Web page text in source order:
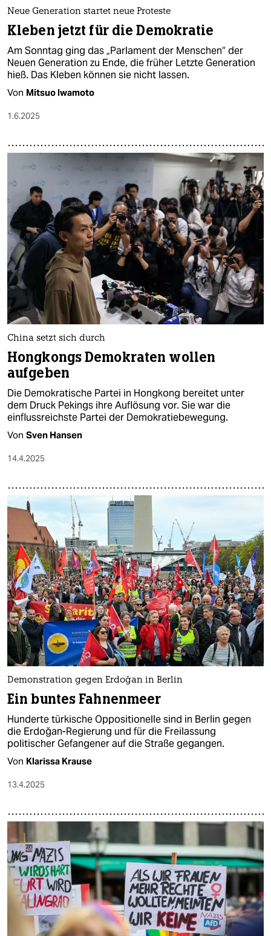
Neue Generation startet neue Proteste
Kleben jetzt für die Demokratie
Am Sonntag ging das „Parlament der Menschen“ der
Neuen Generation zu Ende, die früher Letzte Generation
hieß. Das Kleben können sie nicht lassen.
Von Mitsuo Iwamoto
1.6.2025
China setzt sich durch
Hongkongs Demokraten wollen
aufgeben
Die Demokratische Partei in Hongkong bereitet unter
dem Druck Pekings ihre Auflösung vor. Sie war die
einflussreichste Partei der Demokratiebewegung.
Von Sven Hansen
14.4.2025
Demonstration gegen Erdoğan in Berlin
Ein buntes Fahnenmeer
Hunderte türkische Oppositionelle sind in Berlin gegen
die Erdoğan-Regierung und für die Freilassung
politischer Gefangener auf die Straße gegangen.
Von Klarissa Krause
13.4.2025